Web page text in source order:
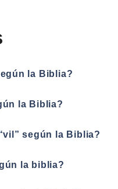
la Biblia?
la Biblia?
según la Biblia?
la biblia?